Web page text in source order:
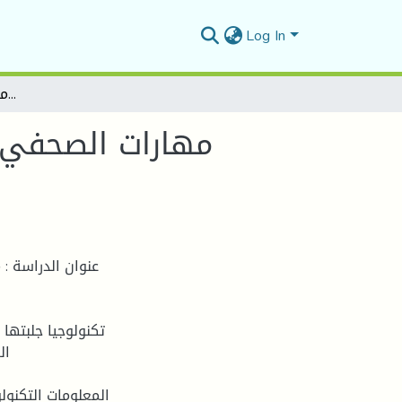
Log In
مهارات الصحفي الرياضي التلفزيوني ودورها في التوافق التكنولوجي المعلوماتي بالمؤسسات الاعلامية
مهارات